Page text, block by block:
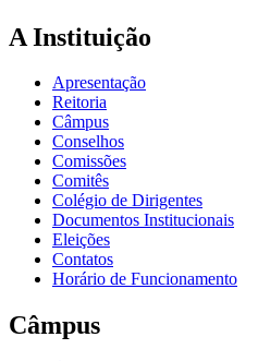
A Instituição
Apresentação
Reitoria
Câmpus
Conselhos
Comissões
Comitês
Colégio de Dirigentes
Documentos Institucionais
Eleições
Contatos
Horário de Funcionamento
Câmpus